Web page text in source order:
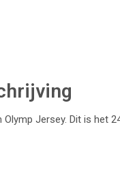
Olymp Jersey. Dit is het